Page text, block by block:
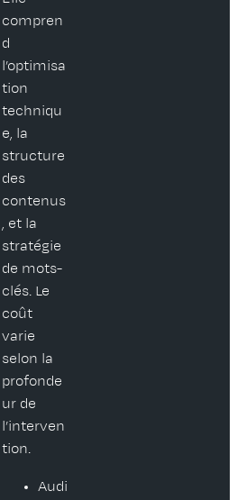
compren
d
l’optimisa
tion
techniqu
e, la
structure
des
contenus
, et la
stratégie
de mots-
clés. Le
coût
varie
selon la
profonde
ur de
l’interven
tion.
Audi